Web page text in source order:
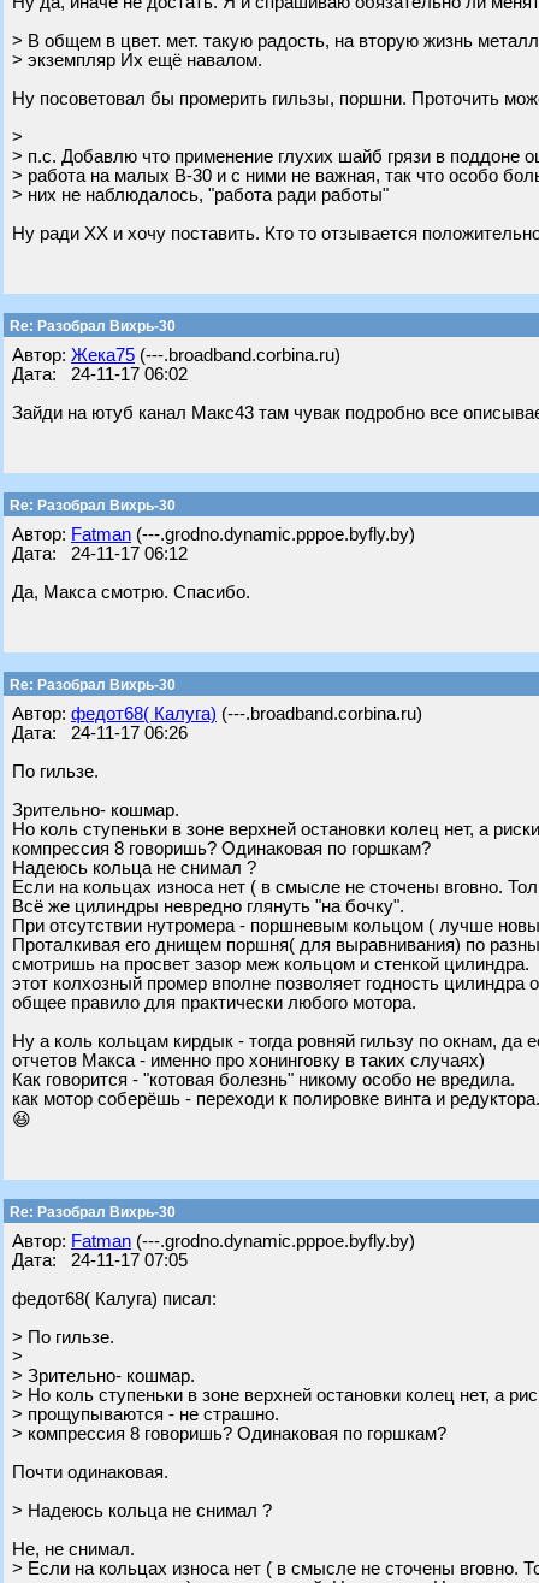
> В общем в цвет. мет. такую радость, на вторую жизнь
> экземпляр Их ещё навалом.
Ну посоветовал бы промерить гильзы, поршни. Проточить
>
> п.с. Добавлю что применение глухих шайб грязи в поддоне
> работа на малых В-30 и с ними не важная, так что особо
> них не наблюдалось, "работа ради работы"
Ну ради ХХ и хочу поставить. Кто то отзывается
Re: Разобрал Вихрь-30
Автор: Жека75 (---.broadband.corbina.ru)
Дата: 24-11-17 06:02
Зайди на ютуб канал Макс43 там чувак подробно все
Re: Разобрал Вихрь-30
Автор: Fatman (---.grodno.dynamic.pppoe.byfly.by)
Дата: 24-11-17 06:12
Да, Макса смотрю. Спасибо.
Re: Разобрал Вихрь-30
Автор: федот68( Калуга) (---.broadband.corbina.ru)
Дата: 24-11-17 06:26
По гильзе.
Зрительно- кошмар.
Но коль ступеньки в зоне верхней остановки колец нет, а
компрессия 8 говоришь? Одинаковая по горшкам?
Надеюсь кольца не снимал ?
Если на кольцах износа нет ( в смысле не сточены вговно.
Всё же цилиндры невредно глянуть "на бочку".
При отсутствии нутромера - поршневым кольцом ( лучше
Проталкивая его днищем поршня( для выравнивания) по
смотришь на просвет зазор меж кольцом и стенкой цилиндра.
этот колхозный промер вполне позволяет годность цилиндра
общее правило для практически любого мотора.
Ну а коль кольцам кирдык - тогда ровняй гильзу по окнам,
отчетов Макса - именно про хонинговку в таких случаях)
Как говорится - "котовая болезнь" никому особо не вредила.
как мотор соберёшь - переходи к полировке винта и
😆
Re: Разобрал Вихрь-30
Автор: Fatman (---.grodno.dynamic.pppoe.byfly.by)
Дата: 24-11-17 07:05
федот68( Калуга) писал:
> По гильзе.
>
> Зрительно- кошмар.
> Но коль ступеньки в зоне верхней остановки колец нет, а
> прощупываются - не страшно.
> компрессия 8 говоришь? Одинаковая по горшкам?
Почти одинаковая.
> Надеюсь кольца не снимал ?
Не, не снимал.
> Если на кольцах износа нет ( в смысле не сточены вговно.